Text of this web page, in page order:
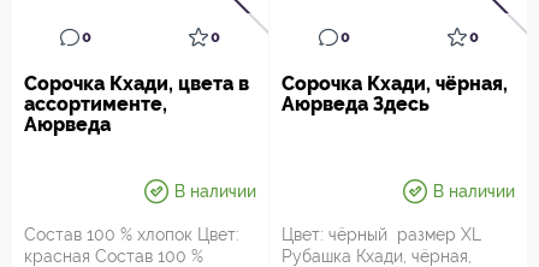
0 0
Сорочка Кхади, цвета в
ассортименте,
Аюрведа
В наличии
Состав 100 % хлопок Цвет:
красная Состав 100 %
0 0
Сорочка Кхади, чёрная,
Аюрведа Здесь
В наличии
Цвет: чёрный размер XL
Рубашка Кхади, чёрная,